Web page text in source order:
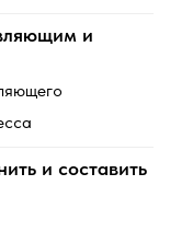
и
и составить